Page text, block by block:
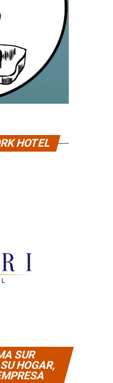
HOTEL
SUR
HOGAR,